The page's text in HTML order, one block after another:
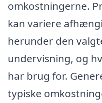
omkostningerne.
kan variere
herunder den
undervisning, og
har brug for.
typiske